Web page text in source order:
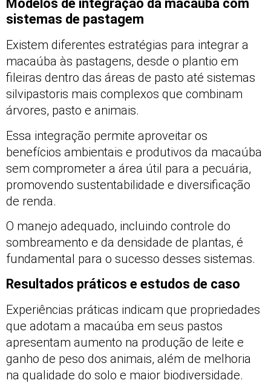
Modelos de integração da macaúba com
sistemas de pastagem
Existem diferentes estratégias para integrar a
macaúba às pastagens, desde o plantio em
fileiras dentro das áreas de pasto até sistemas
silvipastoris mais complexos que combinam
árvores, pasto e animais.
Essa integração permite aproveitar os
benefícios ambientais e produtivos da macaúba
sem comprometer a área útil para a pecuária,
promovendo sustentabilidade e diversificação
de renda.
O manejo adequado, incluindo controle do
sombreamento e da densidade de plantas, é
fundamental para o sucesso desses sistemas.
Resultados práticos e estudos de caso
Experiências práticas indicam que propriedades
que adotam a macaúba em seus pastos
apresentam aumento na produção de leite e
ganho de peso dos animais, além de melhoria
na qualidade do solo e maior biodiversidade.